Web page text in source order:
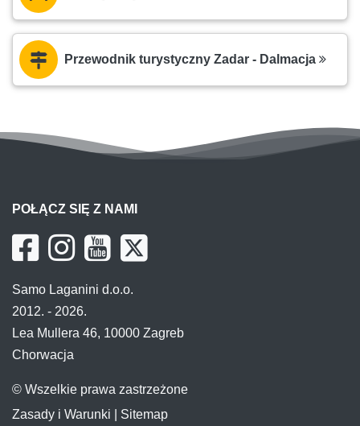
Przewodnik turystyczny Zadar - Dalmacja
POŁĄCZ SIĘ Z NAMI
Samo Laganini d.o.o.
2012. - 2026.
Lea Mullera 46, 10000 Zagreb
Chorwacja
© Wszelkie prawa zastrzeżone
Zasady i Warunki
Sitemap